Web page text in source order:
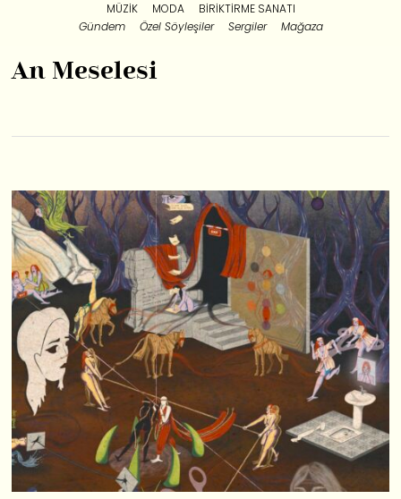
MÜZIK
MODA
BIRIKTIRME SANATI
Gündem
Özel Söyleşiler Sergiler Mağaza
An Meselesi